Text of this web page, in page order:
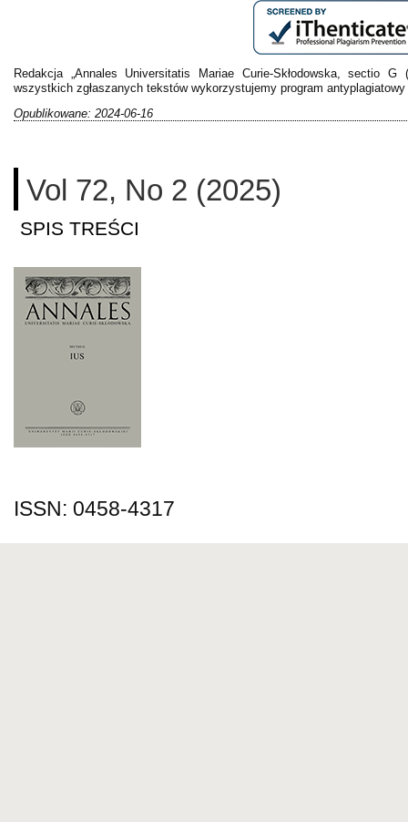
Redakcja „Annales Universitatis Mariae Curie-Skłodowska, sectio
wszystkich zgłaszanych tekstów wykorzystujemy program
Opublikowane: 2024-06-16
Vol 72, No 2 (2025)
SPIS TREŚCI
ISSN: 0458-4317